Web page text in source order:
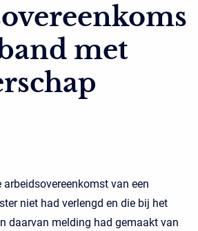
met
arbeidsovereenkomst van een
niet had verlengd en die bij het
daarvan melding had gemaakt van